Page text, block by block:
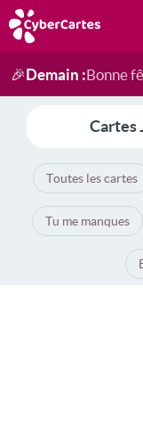
Anniversaire
Fête du jour
Amour
Amitié
Merci
Toutes les
🎉Demain :Bonne
Cartes
Toutes les cartes
Tu me manques